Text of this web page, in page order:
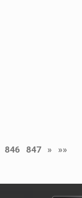
846 847 » »»